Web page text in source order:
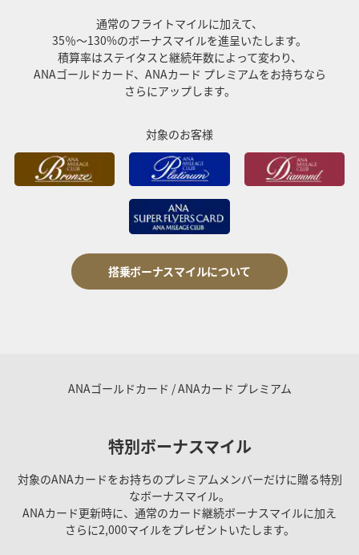
通常のフライトマイルに加えて、
35％～130%のボーナスマイルを進呈いたします。
積算率はステイタスと継続年数によって変わり、
ANAゴールドカード、ANAカード プレミアムをお持ちなら
さらにアップします。
対象のお客様
搭乗ボーナスマイルについて
ANAゴールドカード / ANAカード プレミアム
特別ボーナスマイル
対象のANAカードをお持ちのプレミアムメンバーだけに贈る特別
なボーナスマイル。
ANAカード更新時に、通常のカード継続ボーナスマイルに加え
さらに2,000マイルをプレゼントいたします。